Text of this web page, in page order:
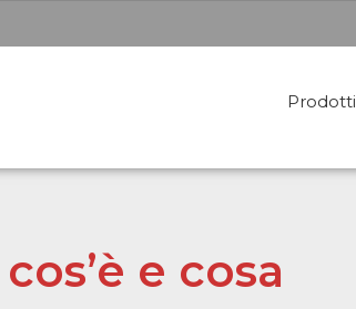
Prodotti
per interni
e cosa